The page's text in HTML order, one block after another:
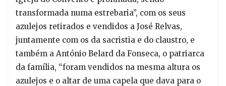
transformada numa estrebaria”, com os seus
azulejos retirados e vendidos a José Relvas,
juntamente com os da sacristia e do claustro, e
também a António Belard da Fonseca, o patriarca
da família, “foram vendidos na mesma altura os
azulejos e o altar de uma capela que dava para o